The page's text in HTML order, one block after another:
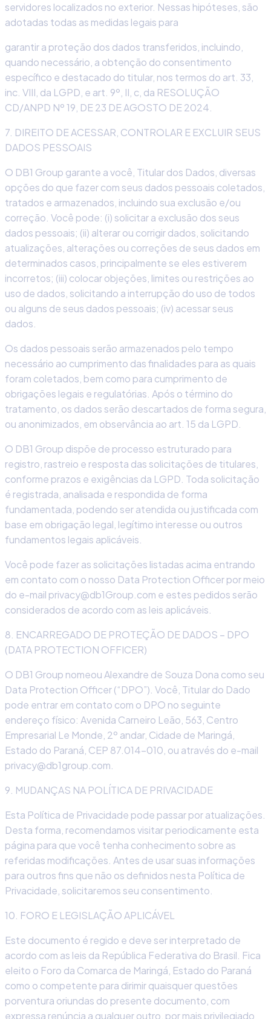
servidores localizados no exterior. Nessas hipóteses, são
adotadas todas as medidas legais para
garantir a proteção dos dados transferidos, incluindo,
quando necessário, a obtenção do consentimento
específico e destacado do titular, nos termos do art. 33,
inc. VIII, da LGPD, e art. 9º, II, c, da RESOLUÇÃO
CD/ANPD Nº 19, DE 23 DE AGOSTO DE 2024.
7. DIREITO DE ACESSAR, CONTROLAR E EXCLUIR SEUS
DADOS PESSOAIS
O DB1 Group garante a você, Titular dos Dados, diversas
opções do que fazer com seus dados pessoais coletados,
tratados e armazenados, incluindo sua exclusão e/ou
correção. Você pode: (i) solicitar a exclusão dos seus
dados pessoais; (ii) alterar ou corrigir dados, solicitando
atualizações, alterações ou correções de seus dados em
determinados casos, principalmente se eles estiverem
incorretos; (iii) colocar objeções, limites ou restrições ao
uso de dados, solicitando a interrupção do uso de todos
ou alguns de seus dados pessoais; (iv) acessar seus
dados.
Os dados pessoais serão armazenados pelo tempo
necessário ao cumprimento das finalidades para as quais
foram coletados, bem como para cumprimento de
obrigações legais e regulatórias. Após o término do
tratamento, os dados serão descartados de forma segura,
ou anonimizados, em observância ao art. 15 da LGPD.
O DB1 Group dispõe de processo estruturado para
registro, rastreio e resposta das solicitações de titulares,
conforme prazos e exigências da LGPD. Toda solicitação
é registrada, analisada e respondida de forma
fundamentada, podendo ser atendida ou justificada com
base em obrigação legal, legítimo interesse ou outros
fundamentos legais aplicáveis.
Você pode fazer as solicitações listadas acima entrando
em contato com o nosso Data Protection Officer por meio
do e-mail privacy@db1Group.com e estes pedidos serão
considerados de acordo com as leis aplicáveis.
8. ENCARREGADO DE PROTEÇÃO DE DADOS – DPO
(DATA PROTECTION OFFICER)
O DB1 Group nomeou Alexandre de Souza Dona como seu
Data Protection Officer (“DPO”). Você, Titular do Dado
pode entrar em contato com o DPO no seguinte
endereço físico: Avenida Carneiro Leão, 563, Centro
Empresarial Le Monde, 2º andar, Cidade de Maringá,
Estado do Paraná, CEP 87.014-010, ou através do e-mail
privacy@db1group.com.
9. MUDANÇAS NA POLÍTICA DE PRIVACIDADE
Esta Política de Privacidade pode passar por atualizações.
Desta forma, recomendamos visitar periodicamente esta
página para que você tenha conhecimento sobre as
referidas modificações. Antes de usar suas informações
para outros fins que não os definidos nesta Política de
Privacidade, solicitaremos seu consentimento.
10. FORO E LEGISLAÇÃO APLICÁVEL
Este documento é regido e deve ser interpretado de
acordo com as leis da República Federativa do Brasil. Fica
eleito o Foro da Comarca de Maringá, Estado do Paraná
como o competente para dirimir quaisquer questões
porventura oriundas do presente documento, com
expressa renúncia a qualquer outro, por mais privilegiado